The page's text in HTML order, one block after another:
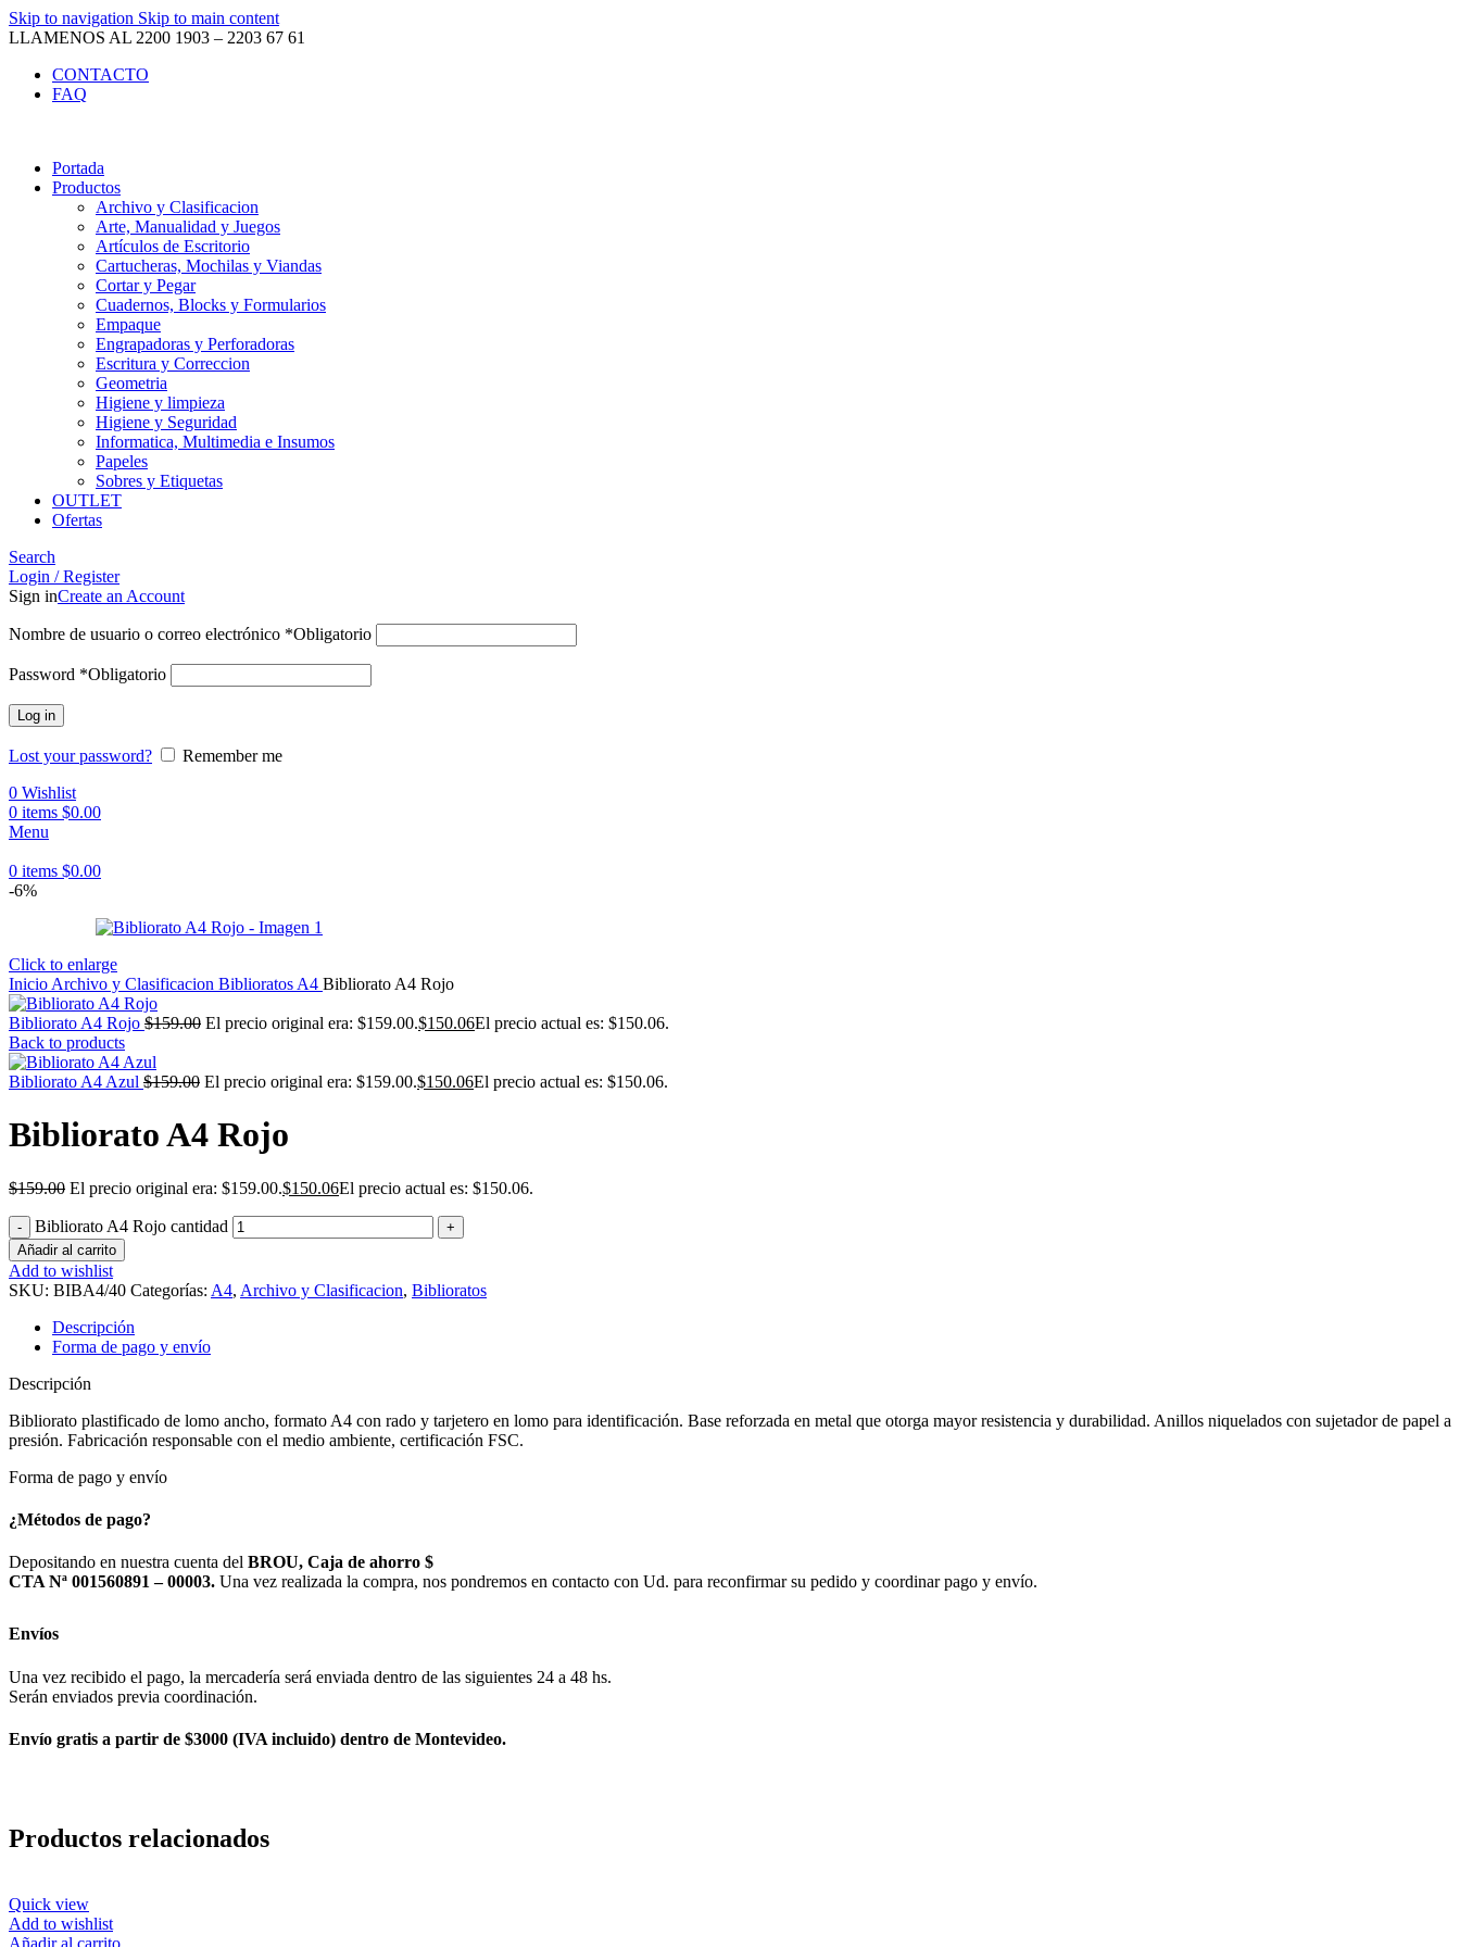
Skip to navigation Skip to main content
LLAMENOS AL 2200 1903 – 2203 67 61
CONTACTO
FAQ
Portada
Productos
Archivo y Clasificacion
Arte, Manualidad y Juegos
Artículos de Escritorio
Cartucheras, Mochilas y Viandas
Cortar y Pegar
Cuadernos, Blocks y Formularios
Empaque
Engrapadoras y Perforadoras
Escritura y Correccion
Geometria
Higiene y limpieza
Higiene y Seguridad
Informatica, Multimedia e Insumos
Papeles
Sobres y Etiquetas
OUTLET
Ofertas
Search
Login / Register
Sign inCreate an Account
Nombre de usuario o correo electrónico *Obligatorio
Password *Obligatorio
Log in
Lost your password?
Remember me
0 Wishlist
0 items $0.00
Menu
0 items $0.00
-6%
Click to enlarge
Inicio Archivo y Clasificacion Biblioratos A4 Bibliorato A4 Rojo
Bibliorato A4 Rojo $159.00 El precio original era: $159.00.$150.06El precio actual es: $150.06.
Back to products
Bibliorato A4 Azul $159.00 El precio original era: $159.00.$150.06El precio actual es: $150.06.
Bibliorato A4 Rojo
$159.00 El precio original era: $159.00.$150.06El precio actual es: $150.06.
Bibliorato A4 Rojo cantidad
Añadir al carrito
Add to wishlist
SKU: BIBA4/40 Categorías: A4, Archivo y Clasificacion, Biblioratos
Descripción
Forma de pago y envío
Descripción
Bibliorato plastificado de lomo ancho, formato A4 con rado y tarjetero en lomo para identificación. Base reforzada en metal que otorga mayor resistencia y durabilidad. Anillos niquelados con sujetador de papel a
presión. Fabricación responsable con el medio ambiente, certificación FSC.
Forma de pago y envío
¿Métodos de pago?
Depositando en nuestra cuenta del BROU, Caja de ahorro $
CTA Nª 001560891 – 00003. Una vez realizada la compra, nos pondremos en contacto con Ud. para reconfirmar su pedido y coordinar pago y envío.
Envíos
Una vez recibido el pago, la mercadería será enviada dentro de las siguientes 24 a 48 hs.
Serán enviados previa coordinación.
Envío gratis a partir de $3000 (IVA incluido) dentro de Montevideo.
Productos relacionados
Quick view
Add to wishlist